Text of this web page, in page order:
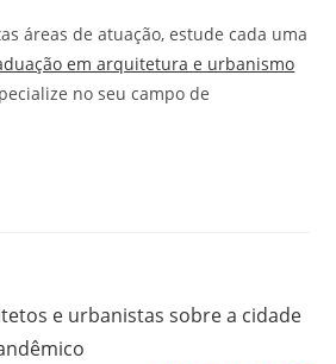
áreas de atuação, estude cada uma
em arquitetura e urbanismo
no seu campo de
e urbanistas sobre a cidade